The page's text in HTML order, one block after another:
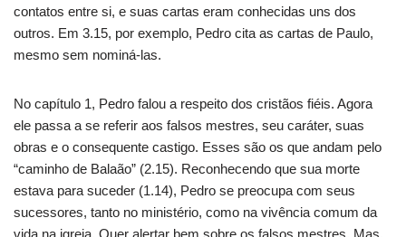
contatos entre si, e suas cartas eram conhecidas uns dos
outros. Em 3.15, por exemplo, Pedro cita as cartas de Paulo,
mesmo sem nominá-las.
No capítulo 1, Pedro falou a respeito dos cristãos fiéis. Agora
ele passa a se referir aos falsos mestres, seu caráter, suas
obras e o consequente castigo. Esses são os que andam pelo
“caminho de Balaão” (2.15). Reconhecendo que sua morte
estava para suceder (1.14), Pedro se preocupa com seus
sucessores, tanto no ministério, como na vivência comum da
vida na igreja. Quer alertar bem sobre os falsos mestres. Mas,